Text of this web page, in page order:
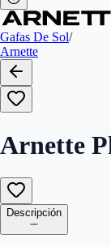
Gafas De Sol/
Arnette
Arnette
Descripción